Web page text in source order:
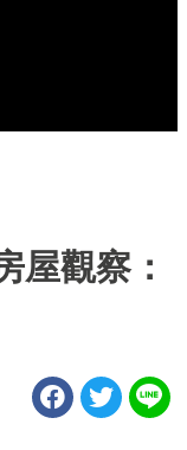
觀察：